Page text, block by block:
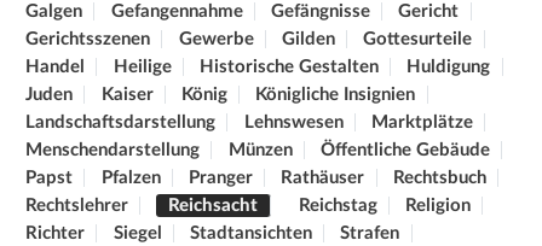
Galgen
Gefangennahme Gefängnisse
Gericht
Gerichtsszenen
Gewerbe Gilden
Gottesurteile
Handel
Heilige Historische Gestalten
Huldigung
Juden
Kaiser König
Königliche Insignien
Landschaftsdarstellung
Lehnswesen
Marktplätze
Menschendarstellung
Münzen
Öffentliche Gebäude
Papst
Pfalzen Pranger Rathäuser
Rechtsbuch
Rechtslehrer
Reichsacht Reichstag
Religion
Richter
Siegel Stadtansichten
Strafen